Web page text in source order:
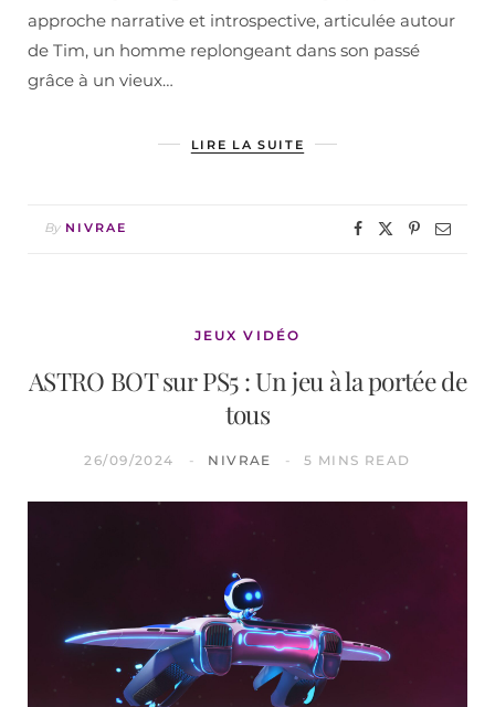
approche narrative et introspective, articulée autour
de Tim, un homme replongeant dans son passé
grâce à un vieux…
LIRE LA SUITE
By NIVRAE
JEUX VIDÉO
ASTRO BOT sur PS5 : Un jeu à la portée de
tous
26/09/2024 NIVRAE 5 MINS READ